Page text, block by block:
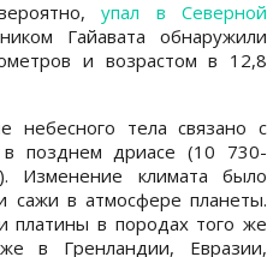
упал в Северной
Гайавата обнаружили
и возрастом в 12,8
небесного тела связано с
позднем дриасе (10 730-
климата было
сажи в атмосфере планеты.
в породах того же
в Гренландии, Евразии,